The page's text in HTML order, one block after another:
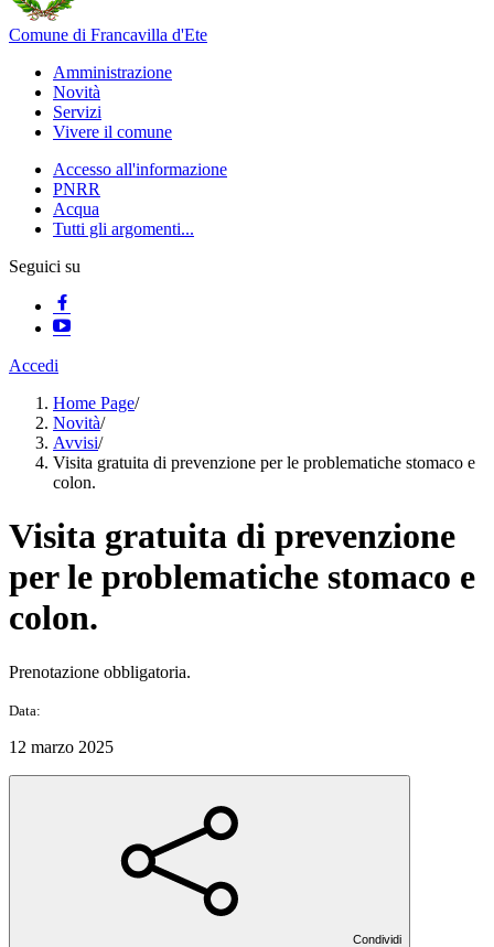
Comune di Francavilla d'Ete
Amministrazione
Novità
Servizi
Vivere il comune
Accesso all'informazione
PNRR
Acqua
Tutti gli argomenti...
Seguici su
Accedi
Home Page/
Novità/
Avvisi/
Visita gratuita di prevenzione per le problematiche stomaco e
colon.
Visita gratuita di prevenzione
per le problematiche stomaco e
colon.
Prenotazione obbligatoria.
Data:
12 marzo 2025
Condividi